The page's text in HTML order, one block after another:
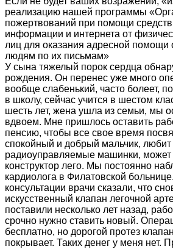
реализацию нашей программы
пожертвований при помощи
информации и интернета от
лиц для оказания адресной
людям по их письмам»
У сына тяжелый порок сердца
рождения. Он перенес уже много
вообще слабенький, часто болеет,
в школу, сейчас учится в шестом
шесть лет, жена ушла из семьи, мы
вдвоем. Мне пришлось оставить
пенсию, чтобы все свое время
спокойный и добрый мальчик, любит
радиоуправляемые машинки, может
конструктор лего. Мы постоянно
кардиолога в Филатовской
консультации врачи сказали, что
искусственный клапан легочной
поставили несколько лет назад,
срочно нужно ставить новый.
бесплатно, но дорогой протез
покрывает. Таких денег у меня нет.